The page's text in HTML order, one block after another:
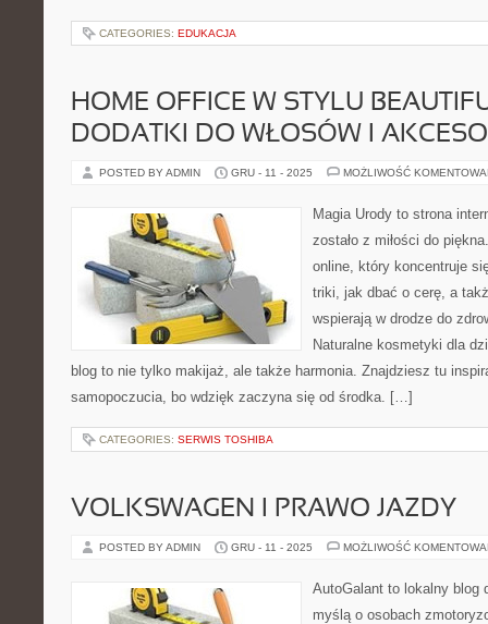
CATEGORIES: EDUKACJA
HOME OFFICE W STYLU
DODATKI DO WŁOSÓW I
POSTED BY ADMIN GRU - 11 - 2025 MOŻLIWOŚĆ
Magia Urody to strona
zostało z miłości do
online, który koncentruje
triki, jak dbać o cerę, a
wspierają w drodze do
Naturalne kosmetyki dla
blog to nie tylko makijaż, ale także harmonia. Znajdziesz tu
samopoczucia, bo wdzięk zaczyna się od środka. […]
CATEGORIES: SERWIS TOSHIBA
VOLKSWAGEN I PRAWO JAZDY
POSTED BY ADMIN GRU - 11 - 2025 MOŻLIWOŚĆ
AutoGalant to lokalny blog
myślą o osobach